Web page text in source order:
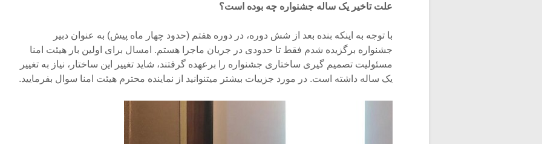
علت تاخیر یک ساله جشنواره چه بوده است؟
با توجه به اینکه بنده بعد از شش دوره، در دوره هفتم (حدود چهار ماه پیش) به عنوان دبیر
جشنواره برگزیده شدم فقط تا حدودی در جریان ماجرا هستم. امسال برای اولین بار هیئت امنا
مسئولیت تصمیم گیری ساختاری جشنواره را برعهده گرفتند، شاید تغییر این ساختار، نیاز به تغییر
یک ساله داشته است. در مورد جزییات بیشتر میتنوانید از نماینده محترم هیئت امنا سوال بفرمایید.